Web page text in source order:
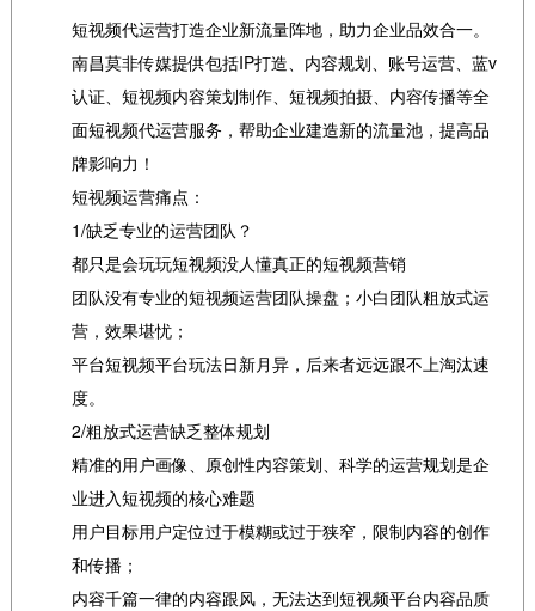
短视频代运营打造企业新流量阵地，助力企业品效合一。
南昌莫非传媒提供包括IP打造、内容规划、账号运营、蓝v
认证、短视频内容策划制作、短视频拍摄、内容传播等全
面短视频代运营服务，帮助企业建造新的流量池，提高品
牌影响力！
短视频运营痛点：
1/缺乏专业的运营团队？
都只是会玩玩短视频没人懂真正的短视频营销
团队没有专业的短视频运营团队操盘；小白团队粗放式运
营，效果堪忧；
平台短视频平台玩法日新月异，后来者远远跟不上淘汰速
度。
2/粗放式运营缺乏整体规划
精准的用户画像、原创性内容策划、科学的运营规划是企
业进入短视频的核心难题
用户目标用户定位过于模糊或过于狭窄，限制内容的创作
和传播；
内容千篇一律的内容跟风，无法达到短视频平台内容品质